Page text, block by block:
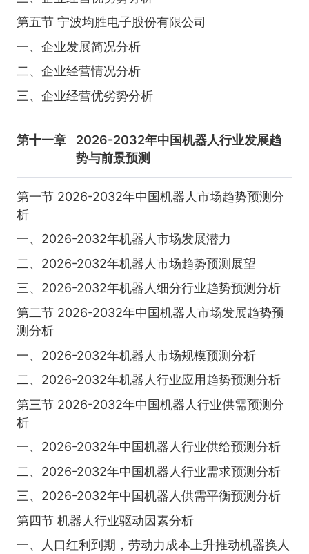
第五节 宁波均胜电子股份有限公司
一、企业发展简况分析
二、企业经营情况分析
三、企业经营优劣势分析
第十一章
2026-2032年中国机器人行业发展趋
势与前景预测
第一节 2026-2032年中国机器人市场趋势预测分
析
一、2026-2032年机器人市场发展潜力
二、2026-2032年机器人市场趋势预测展望
三、2026-2032年机器人细分行业趋势预测分析
第二节 2026-2032年中国机器人市场发展趋势预
测分析
一、2026-2032年机器人市场规模预测分析
二、2026-2032年机器人行业应用趋势预测分析
第三节 2026-2032年中国机器人行业供需预测分
析
一、2026-2032年中国机器人行业供给预测分析
二、2026-2032年中国机器人行业需求预测分析
三、2026-2032年中国机器人供需平衡预测分析
第四节 机器人行业驱动因素分析
一、人口红利到期，劳动力成本上升推动机器换人